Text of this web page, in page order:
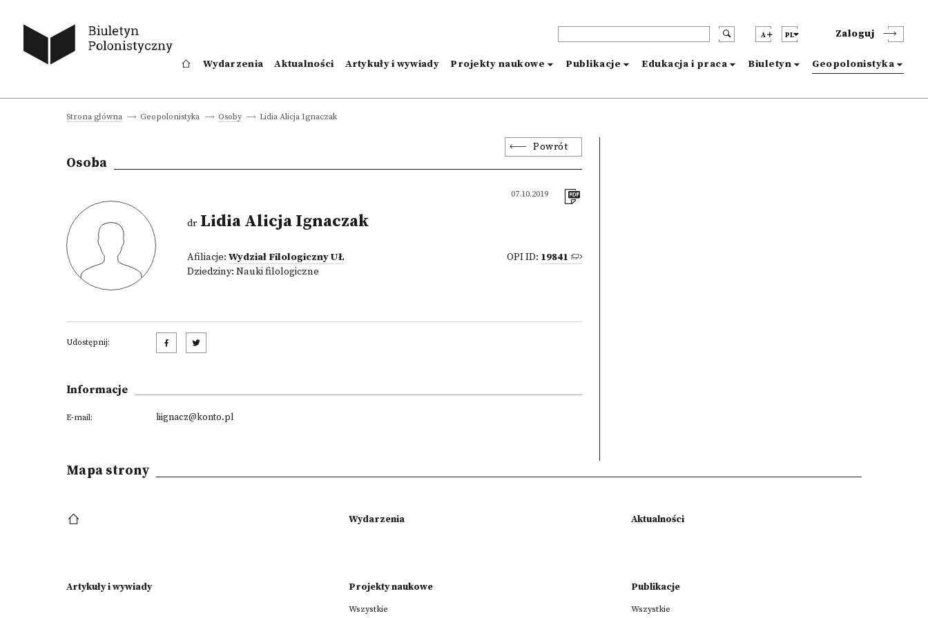
A PL Zaloguj
Wydarzenia Aktualności Artykuły i wywiady Projekty naukowe Publikacje Edukacja i praca Biuletyn Geopolonistyka
Strona główna Geopolonistyka Osoby Lidia Alicja Ignaczak
Powrót
Osoba
07.10.2019
drLidia Alicja Ignaczak
Afiliacje: Wydział Filologiczny UŁ
Dziedziny: Nauki filologiczne
OPI ID: 19841
Udostępnij:
Informacje
E-mail: liignacz@konto.pl
Mapa strony
Wydarzenia Aktualności
Artykuły i wywiady Projekty naukowe
Wszystkie
Publikacje
Wszystkie